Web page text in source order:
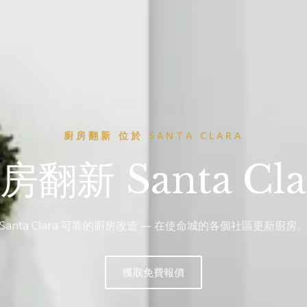
廚房翻新 位於 SANTA CLARA
翻新 Santa
Santa Clara 可靠的廚房改造 — 在使命城的各個社區更新廚房。
獲取免費報價